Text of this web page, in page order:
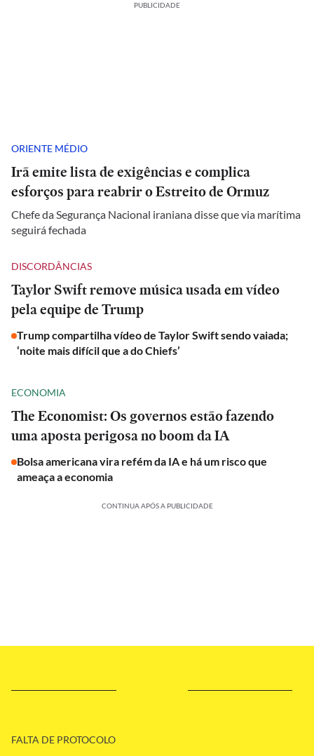
PUBLICIDADE
ORIENTE MÉDIO
Irã emite lista de exigências e complica
esforços para reabrir o Estreito de Ormuz
Chefe da Segurança Nacional iraniana disse que via marítima
seguirá fechada
DISCORDÂNCIAS
Taylor Swift remove música usada em vídeo
pela equipe de Trump
Trump compartilha vídeo de Taylor Swift sendo vaiada;
‘noite mais difícil que a do Chiefs’
ECONOMIA
The Economist: Os governos estão fazendo
uma aposta perigosa no boom da IA
Bolsa americana vira refém da IA e há um risco que
ameaça a economia
CONTINUA APÓS A PUBLICIDADE
FALTA DE PROTOCOLO